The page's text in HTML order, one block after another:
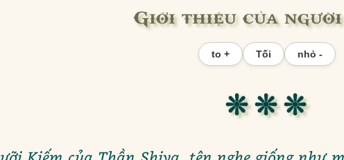
Giới thiệu của
to + Tối nhỏ -
❊ ❊ ❊